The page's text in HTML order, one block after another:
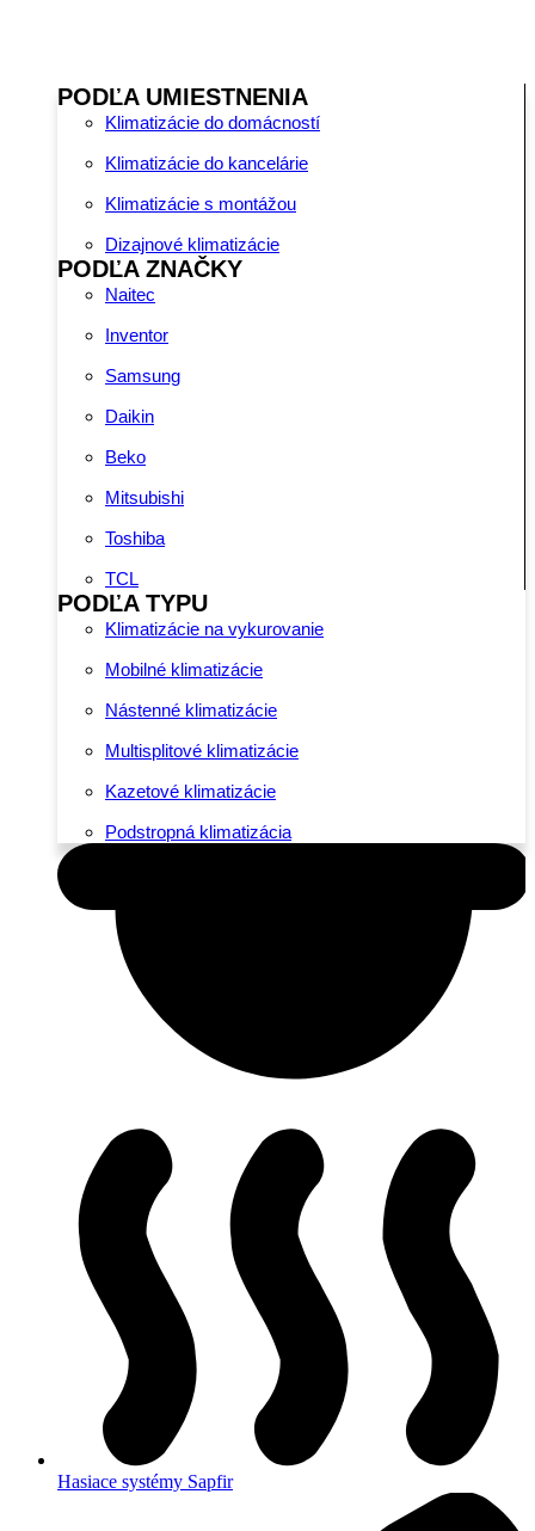
PODĽA UMIESTNENIA
Klimatizácie do domácností
Klimatizácie do kancelárie
Klimatizácie s montážou
Dizajnové klimatizácie
PODĽA ZNAČKY
Naitec
Inventor
Samsung
Daikin
Beko
Mitsubishi
Toshiba
TCL
PODĽA TYPU
Klimatizácie na vykurovanie
Mobilné klimatizácie
Nástenné klimatizácie
Multisplitové klimatizácie
Kazetové klimatizácie
Podstropná klimatizácia
Hasiace systémy Sapfir